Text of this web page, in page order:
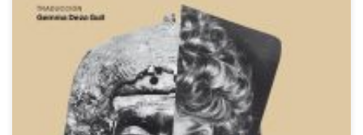
¿Cómo llegasteis a ser las feministas que sois hoy? Creo que
puedo afirmar que muchas de nosotras llegamos al feminismo a
través de nuestra propia experiencia de ser mujeres en un sistema
patriarcal. Nos vimos reflejadas en esas lecturas donde
establecimos paralelismos entre las vidas de las escribientes y las